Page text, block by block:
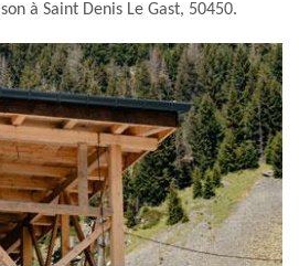
à Saint Denis Le Gast, 50450.